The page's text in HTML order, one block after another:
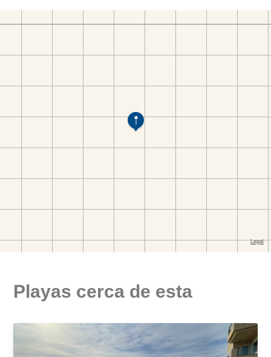
Playas cerca de esta